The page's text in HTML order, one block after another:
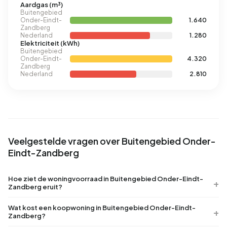
Aardgas (m³)
Buitengebied
Onder-Eindt-
Zandberg
1.640
Nederland
1.280
Elektriciteit (kWh)
Buitengebied
Onder-Eindt-
Zandberg
4.320
Nederland
2.810
Veelgestelde vragen over Buitengebied Onder-
Eindt-Zandberg
Hoe ziet de woningvoorraad in Buitengebied Onder-Eindt-
Zandberg eruit?
Wat kost een koopwoning in Buitengebied Onder-Eindt-
Zandberg?